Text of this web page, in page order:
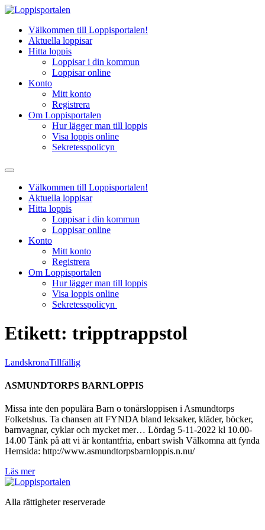
Hoppa
innehållVälkommen till Loppisportalen!
Aktuella loppisar
Hitta loppis
Loppisar i din kommun
Loppisar online
Konto
Mitt konto
Registrera
Om Loppisportalen
Hur lägger man till loppis
Visa loppis online
Sekretesspolicyn
Välkommen till Loppisportalen!
Aktuella loppisar
Hitta loppis
Loppisar i din kommun
Loppisar online
Konto
Mitt konto
Registrera
Om Loppisportalen
Hur lägger man till loppis
Visa loppis online
Sekretesspolicyn
Etikett: tripptrappstol
LandskronaTillfällig
ASMUNDTORPS BARNLOPPIS
Missa inte den populära Barn o tonårsloppisen i Asmundtorps
Folketshus. Ta chansen att FYNDA bland leksaker, kläder, böcker,
barnvagnar, cyklar och mycket mer… Lördag 5-11-2022 kl 10.00-
14.00 Tänk på att vi är kontantfria, enbart swish Välkomna att fynda
Hemsida: http://www.asmundtorpsbarnloppis.n.nu/
Läs mer
Alla rättigheter reserverade